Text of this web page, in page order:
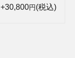
+30,800円(税込)